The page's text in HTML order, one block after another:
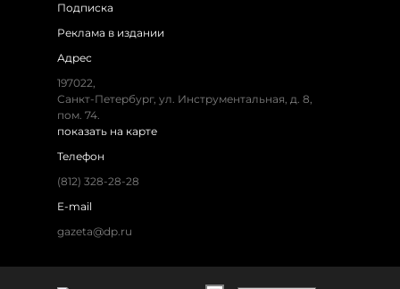
Подписка
Реклама в издании
Адрес
197022,
Санкт-Петербург, ул. Инструментальная, д. 8,
пом. 74.
показать на карте
Телефон
(812) 328-28-28
E-mail
gazeta@dp.ru